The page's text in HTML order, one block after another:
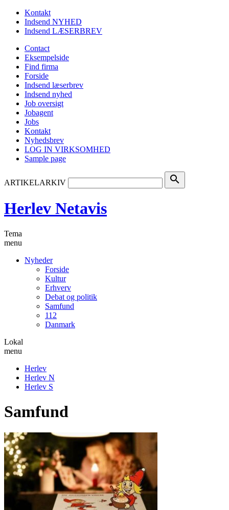
Kontakt
Indsend NYHED
Indsend LÆSERBREV
Contact
Eksempelside
Find firma
Forside
Indsend læserbrev
Indsend nyhed
Job oversigt
Jobagent
Jobs
Kontakt
Nyhedsbrev
LOG IN VIRKSOMHED
Sample page
ARTIKELARKIV search
Herlev Netavis
Tema
menu
Nyheder
Forside
Kultur
Erhverv
Debat og politik
Samfund
112
Danmark
Lokal
menu
Herlev
Herlev N
Herlev S
Samfund